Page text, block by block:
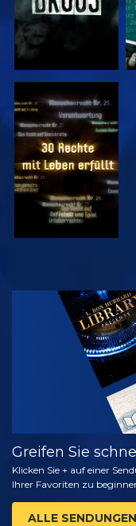
ANSEHEN
ANSEHEN
Greifen Sie
Klicken Sie + auf einer
Ihrer Favoriten zu
ALLE